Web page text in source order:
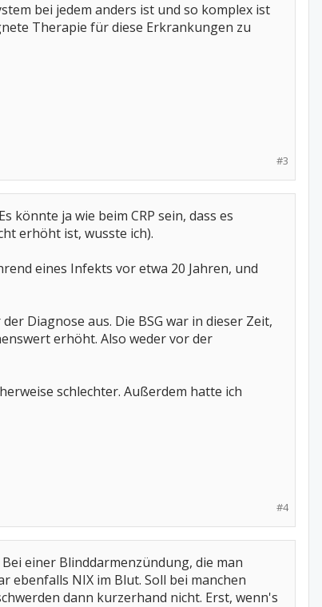
bei jedem anders ist und so komplex ist
Therapie für diese Erkrankungen zu
#3
könnte ja wie beim CRP sein, dass es
erhöht ist, wusste ich).
eines Infekts vor etwa 20 Jahren, und
Diagnose aus. Die BSG war in dieser Zeit,
erhöht. Also weder vor der
schlechter. Außerdem hatte ich
#4
einer Blinddarmenzündung, die man
ebenfalls NIX im Blut. Soll bei manchen
dann kurzerhand nicht. Erst, wenn's